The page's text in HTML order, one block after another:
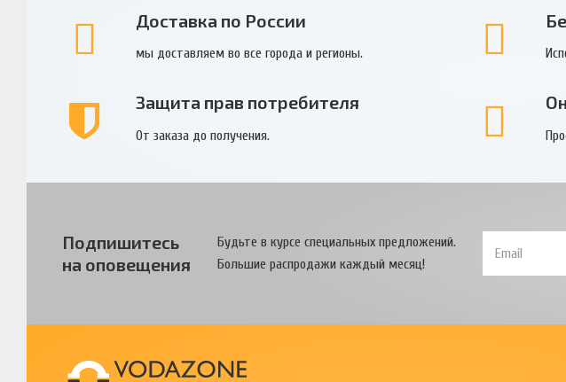
Доставка по России
мы доставляем во все города и регионы.
Защита прав потребителя
От заказа до получения.
Подпишитесь
на оповещения
Будьте в курсе специальных предложений.
Большие распродажи каждый месяц!